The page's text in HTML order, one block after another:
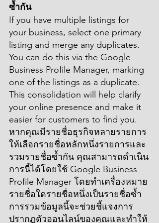
ซ้ำกัน
If you have multiple listings for
your business, select one primary
listing and merge any duplicates.
You can do this via the Google
Business Profile Manager, marking
one of the listings as a duplicate.
This consolidation will help clarify
your online presence and make it
easier for customers to find you.
หากคุณมีรายชื่อธุรกิจหลายรายการ
ให้เลือกรายชื่อหลักหนึ่งรายการและ
รวมรายชื่อซ้ำกัน คุณสามารถดำเนิน
การนี้ได้โดยใช้ Google Business
Profile Manager โดยทำเครื่องหมาย
รายชื่อใดรายชื่อหนึ่งเป็นรายชื่อซ้ำ
การรวมข้อมูลนี้จะช่วยชี้แจงการ
ปรากฏตัวออนไลน์ของคุณและทำให้